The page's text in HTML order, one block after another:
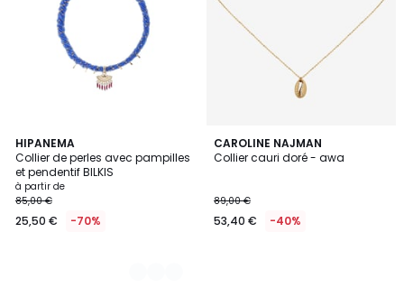
HIPANEMA
Collier de perles avec pampilles
et pendentif BILKIS
à partir de
85,00 €
25,50 € -70%
2
Couleurs
CAROLINE NAJMAN
Collier cauri doré - awa
89,00 €
53,40 € -40%